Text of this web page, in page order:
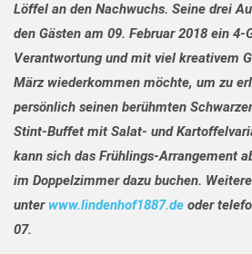
Löffel an den Nachwuchs. Seine drei
den Gästen am 09. Februar 2018 ein
Verantwortung und mit viel kreativem
März wiederkommen möchte, um zu
persönlich seinen berühmten
Stint-Buffet mit Salat- und
kann sich das Frühlings-Arrangement
im Doppelzimmer dazu buchen.
unterwww.lindenhof1887.de oder
07.